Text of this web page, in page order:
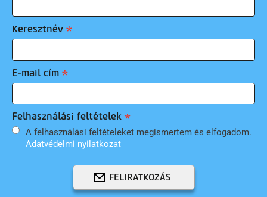
Keresztnév
E-mail cím
Felhasználási feltételek
A felhasználási feltételeket megismertem és elfogadom.
Adatvédelmi nyilatkozat
FELIRATKOZÁS